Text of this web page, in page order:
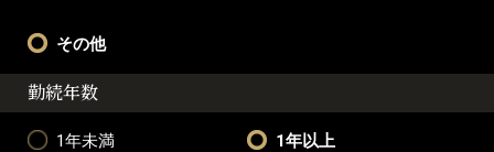
その他
勤続年数
1年未満 1年以上